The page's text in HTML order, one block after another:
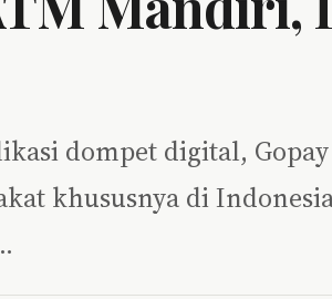
dompet digital,
khususnya di